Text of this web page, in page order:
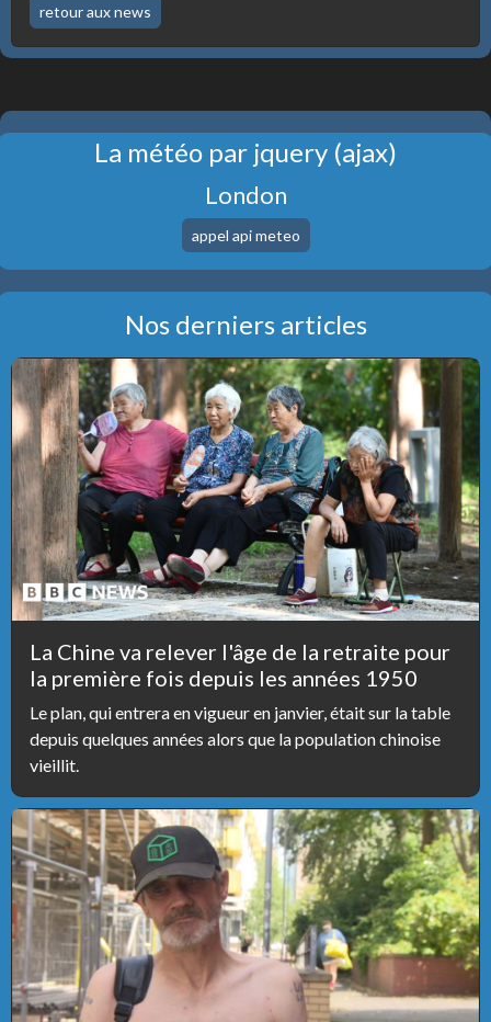
retour aux news
La météo par jquery (ajax)
London
Nos derniers articles
La Chine va relever l'âge de la retraite pour
la première fois depuis les années 1950
Le plan, qui entrera en vigueur en janvier, était sur la table
depuis quelques années alors que la population chinoise
vieillit.